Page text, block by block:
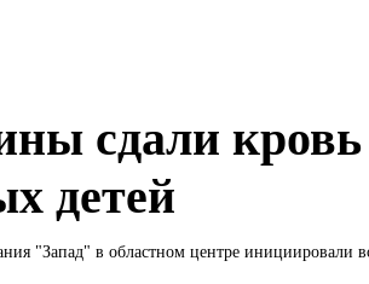
сдали
детей
"Запад" в областном центре инициировали